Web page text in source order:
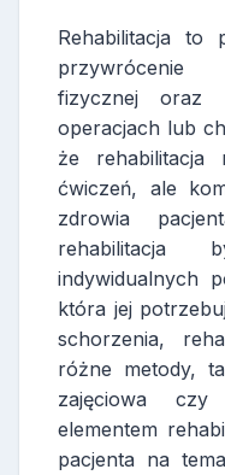
Rehabilitacja
przywrócenie
fizycznej oraz
operacjach lub
że rehabilitacja
ćwiczeń, ale
zdrowia
rehabilitacja
indywidualnych
która jej
schorzenia,
różne metody,
zajęciowa czy
elementem
pacjenta na